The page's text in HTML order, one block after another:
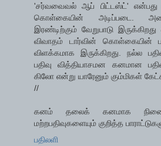
'சர்வவைவல் ஆப் பிட்டஸ்ட்' என்பது
கொள்கையின் அடிப்படை.
இரண்டிற்கும் வேறுபாடு
விவாதம் டார்வின் கொள்கையின்
விளக்கமாக இருக்கிறது. நல்ல
பதிவு வித்தியாசமன கனமான
கிலோ என்று யாரேனும் கும்மிகள்
//
கனம் தலைக் கனமாக
மற்றபதிவுகளையும் குறித்த
பதிலளி